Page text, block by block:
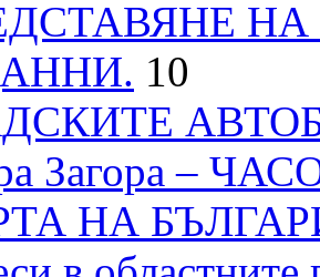
10
Загора –
НА